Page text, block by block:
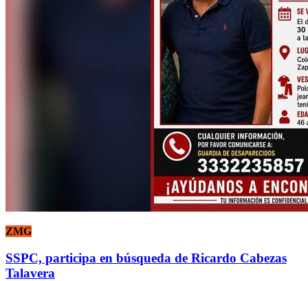
ZMG
SSPC, participa en búsqueda de Ricardo Cabezas
Talavera